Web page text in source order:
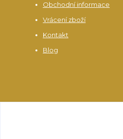
Obchodní informace
Vrácení zboží
Kontakt
Blog